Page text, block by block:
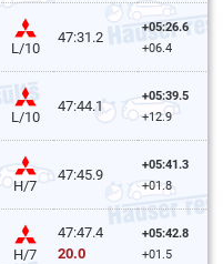
L/10
47:31.2
+05:26.6
+06.4
L/10
47:44.1
+05:39.5
+12.9
H/7
47:45.9
+05:41.3
+01.8
H/7
47:47.4
20.0
+05:42.8
+01.5